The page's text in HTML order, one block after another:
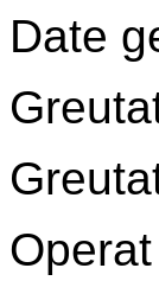
Date